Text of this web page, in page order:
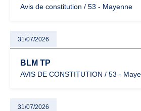
Avis de constitution / 53 - Mayenne
31/07/2026
BLM TP
AVIS DE CONSTITUTION / 53 -
31/07/2026